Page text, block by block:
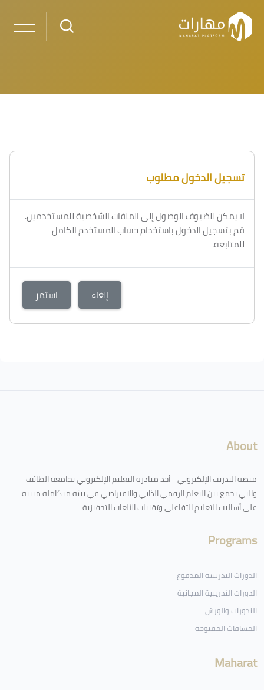
تسجيل الدخول مطلوب
لا يمكن للضيوف الوصول إلى الملفات الشخصية للمستخدمين.
قم بتسجيل الدخول باستخدام حساب المستخدم الكامل
للمتابعة.
إلغاء استمر
About
منصة التدريب الإلكتروني - أحد مبادرة التعليم الإلكتروني بجامعة الطائف -
والتي تجمع بين التعلم الرقمي الذاتي والافتراضي في بيئة متكاملة مبنية
على أساليب التعليم التفاعلي وتقنيات الألعاب التحفيزية
Programs
الدورات التدريبية المدفوع
الدورات التدريبية المجانية
الندورات والورش
المساقات المفتوحة
Maharat